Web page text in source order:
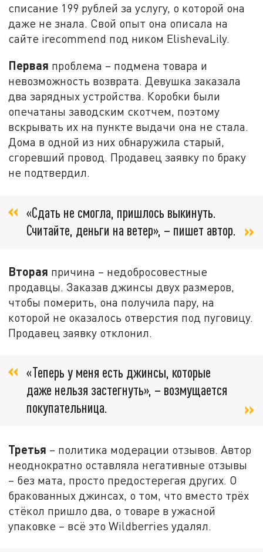
списание 199 рублей за услугу, о которой она
даже не знала. Свой опыт она описала на
сайте irecommend под ником ElishevaLily.
Первая проблема – подмена товара и
невозможность возврата. Девушка заказала
два зарядных устройства. Коробки были
опечатаны заводским скотчем, поэтому
вскрывать их на пункте выдачи она не стала.
Дома в одной из них обнаружила старый,
сгоревший провод. Продавец заявку по браку
не подтвердил.
«Сдать не смогла, пришлось выкинуть.
Считайте, деньги на ветер», – пишет автор.
Вторая причина – недобросовестные
продавцы. Заказав джинсы двух размеров,
чтобы померить, она получила пару, на
которой не оказалось отверстия под пуговицу.
Продавец заявку отклонил.
«Теперь у меня есть джинсы, которые
даже нельзя застегнуть», – возмущается
покупательница.
Третья – политика модерации отзывов. Автор
неоднократно оставляла негативные отзывы
– без мата, просто предостерегая других. О
бракованных джинсах, о том, что вместо трёх
стёкол пришло два, о товаре в ужасной
упаковке – всё это Wildberries удалял.